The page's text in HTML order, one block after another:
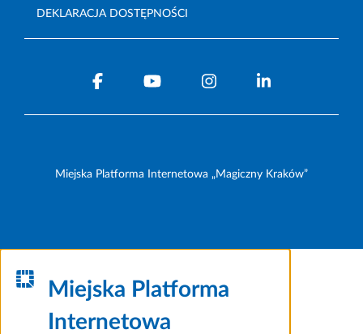
DEKLARACJA DOSTĘPNOŚCI
Miejska Platforma Internetowa „Magiczny Kraków”
Miejska Platforma
Internetowa